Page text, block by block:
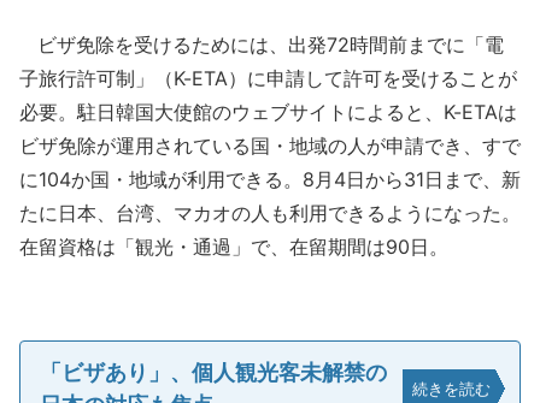
ビザ免除を受けるためには、出発72時間前までに「電
子旅行許可制」（K-ETA）に申請して許可を受けることが
必要。駐日韓国大使館のウェブサイトによると、K-ETAは
ビザ免除が運用されている国・地域の人が申請でき、すで
に104か国・地域が利用できる。8月4日から31日まで、新
たに日本、台湾、マカオの人も利用できるようになった。
在留資格は「観光・通過」で、在留期間は90日。
「ビザあり」、個人観光客未解禁の
続きを読む